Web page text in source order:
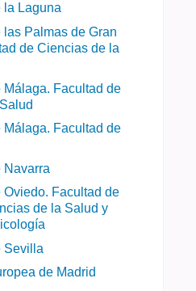
la Laguna
Palmas de Gran
de Ciencias de la
Facultad de
Facultad de
Navarra
Facultad de
de la Salud y
Sevilla
de Madrid